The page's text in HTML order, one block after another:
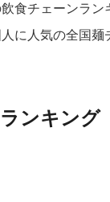
飲食チェーンラ
人に人気の全国
ランキン